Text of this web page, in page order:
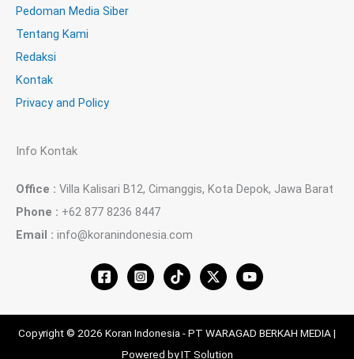
Pedoman Media Siber
Tentang Kami
Redaksi
Kontak
Privacy and Policy
Info Kontak
Office : Villa Kalisari B12, Cimanggis, Kota Depok, Jawa Barat
Phone : +62 877 8236 8447
Email : info@koranindonesia.com
Copyright © 2026 Koran Indonesia - PT WARAGAD BERKAH MEDIA |
Powered by IT Solution